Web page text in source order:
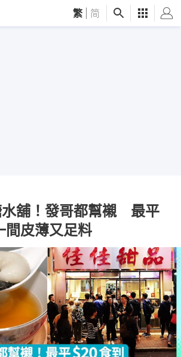
繁 简
舖！發哥都幫襯 最平
皮薄又足料